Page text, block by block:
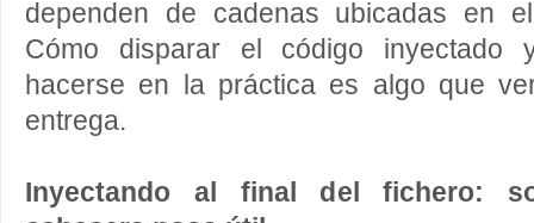
dependen de cadenas ubicadas en
Cómo disparar el código inyectado
hacerse en la práctica es algo que
entrega.
Inyectando al final del fichero: